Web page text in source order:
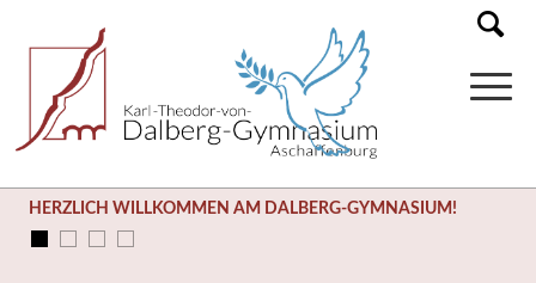
HERZLICH WILLKOMMEN AM DALBERG-GYMNASIUM!